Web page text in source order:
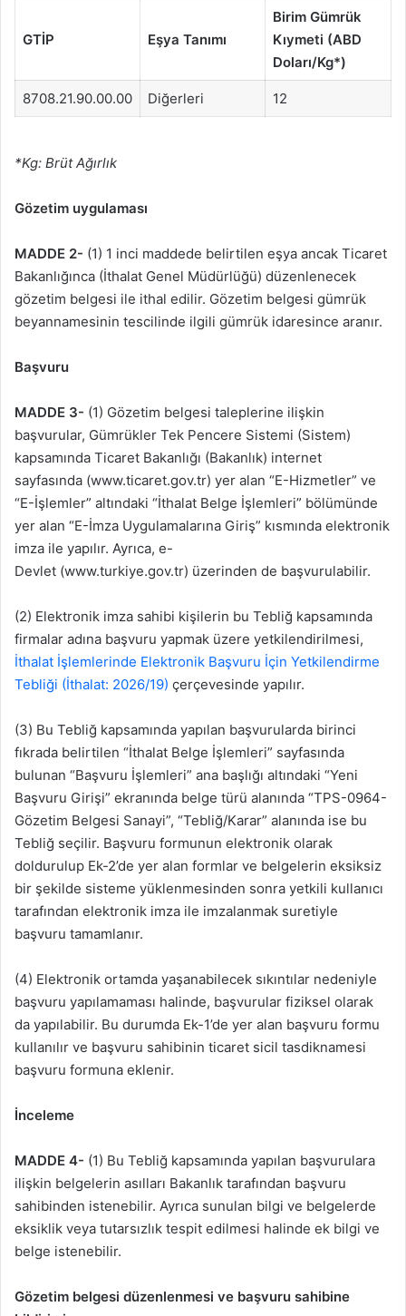
GTİP Eşya Tanımı
Birim Gümrük
Kıymeti (ABD
Doları/Kg*)
8708.21.90.00.00 Diğerleri 12
*Kg: Brüt Ağırlık
Gözetim uygulaması
MADDE 2- (1) 1 inci maddede belirtilen eşya ancak Ticaret
Bakanlığınca (İthalat Genel Müdürlüğü) düzenlenecek
gözetim belgesi ile ithal edilir. Gözetim belgesi gümrük
beyanna­mesinin tescilinde ilgili gümrük idaresince aranır.
Başvuru
MADDE 3- (1) Gözetim belgesi taleplerine ilişkin
başvurular, Gümrükler Tek Pencere Sistemi (Sistem)
kapsamında Ticaret Bakanlığı (Bakanlık) internet
sayfasında (www.ticaret.gov.tr) yer alan “E-Hizmetler” ve
“E-İşlemler” altındaki “İthalat Belge İşlemleri” bölümünde
yer alan “E-İmza Uygulamalarına Giriş” kısmında elektronik
imza ile yapılır. Ay­rıca, e-
Devlet (www.turkiye.gov.tr) üzerinden de başvurulabilir.
(2) Elektronik imza sahibi kişilerin bu Tebliğ kapsamında
firmalar adına başvuru yap­mak üzere yetkilendirilmesi,
İthalat İşlemlerinde Elektronik Başvuru İçin Yetkilendirme
Tebliği (İthalat: 2026/19) çerçevesinde yapılır.
(3) Bu Tebliğ kapsamında yapılan başvurularda birinci
fıkrada belirtilen “İthalat Belge İşlemleri” sayfasında
bulunan “Başvuru İşlemleri” ana başlığı altındaki “Yeni
Başvuru Girişi” ekranında belge türü alanında “TPS-0964-
Gözetim Belgesi Sanayi”, “Tebliğ/Karar” alanında ise bu
Tebliğ seçilir. Başvuru formunun elektronik olarak
doldurulup Ek-2’de yer alan formlar ve belgelerin eksiksiz
bir şekilde sisteme yüklenmesinden sonra yetkili kullanıcı
tarafından elektronik imza ile imzalanmak suretiyle
başvuru tamamlanır.
(4) Elektronik ortamda yaşanabilecek sıkıntılar nedeniyle
başvuru yapılamaması ha­linde, başvurular fiziksel olarak
da yapılabilir. Bu durumda Ek-1’de yer alan başvuru formu
kullanılır ve başvuru sahibinin ticaret sicil tasdiknamesi
başvuru formuna eklenir.
İnceleme
MADDE 4- (1) Bu Tebliğ kapsamında yapılan başvurulara
ilişkin belgelerin asılları Bakanlık tarafından başvuru
sahibinden istenebilir. Ayrıca sunulan bilgi ve belgelerde
eksiklik veya tutarsızlık tespit edilmesi halinde ek bilgi ve
belge istenebilir.
Gözetim belgesi düzenlenmesi ve başvuru sahibine